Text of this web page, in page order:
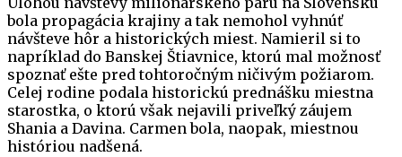
bola propagácia krajiny a tak nemohol vyhnúť
návšteve hôr a historických miest. Namieril si to
napríklad do Banskej Štiavnice, ktorú mal možnosť
spoznať ešte pred tohtoročným ničivým požiarom.
Celej rodine podala historickú prednášku miestna
starostka, o ktorú však nejavili priveľký záujem
Shania a Davina. Carmen bola, naopak, miestnou
históriou nadšená.